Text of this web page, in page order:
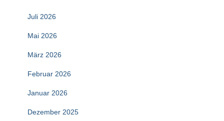
Juli 2026
Mai 2026
März 2026
Februar 2026
Januar 2026
Dezember 2025